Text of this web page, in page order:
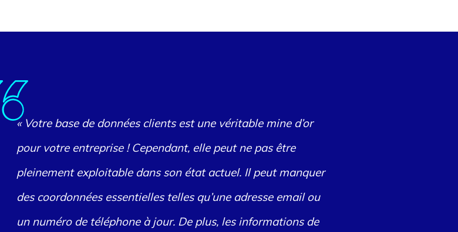
« Votre base de données clients est une véritable mine d’or
pour votre entreprise ! Cependant, elle peut ne pas être
pleinement exploitable dans son état actuel. Il peut manquer
des coordonnées essentielles telles qu’une adresse email ou
un numéro de téléphone à jour. De plus, les informations de